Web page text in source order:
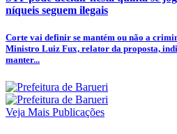
níqueis seguem ilegais
Corte vai definir se mantém ou não a
Ministro Luiz Fux, relator da proposta,
manter...
Veja Mais Publicações